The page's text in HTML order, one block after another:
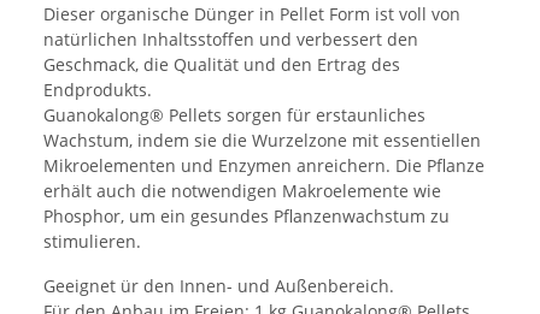
Dieser organische Dünger in Pellet Form ist voll von
natürlichen Inhaltsstoffen und verbessert den
Geschmack, die Qualität und den Ertrag des
Endprodukts.
Guanokalong® Pellets sorgen für erstaunliches
Wachstum, indem sie die Wurzelzone mit essentiellen
Mikroelementen und Enzymen anreichern. Die Pflanze
erhält auch die notwendigen Makroelemente wie
Phosphor, um ein gesundes Pflanzenwachstum zu
stimulieren.
Geeignet ür den Innen- und Außenbereich.